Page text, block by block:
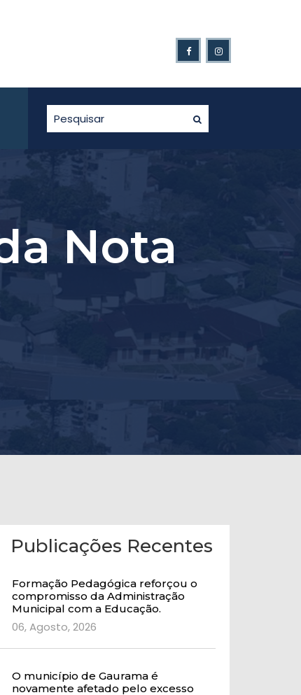
Nota
Publicações Recentes
Formação Pedagógica reforçou o
compromisso da Administração
Municipal com a Educação.
06, Agosto, 2026
O município de Gaurama é
novamente afetado pelo excesso